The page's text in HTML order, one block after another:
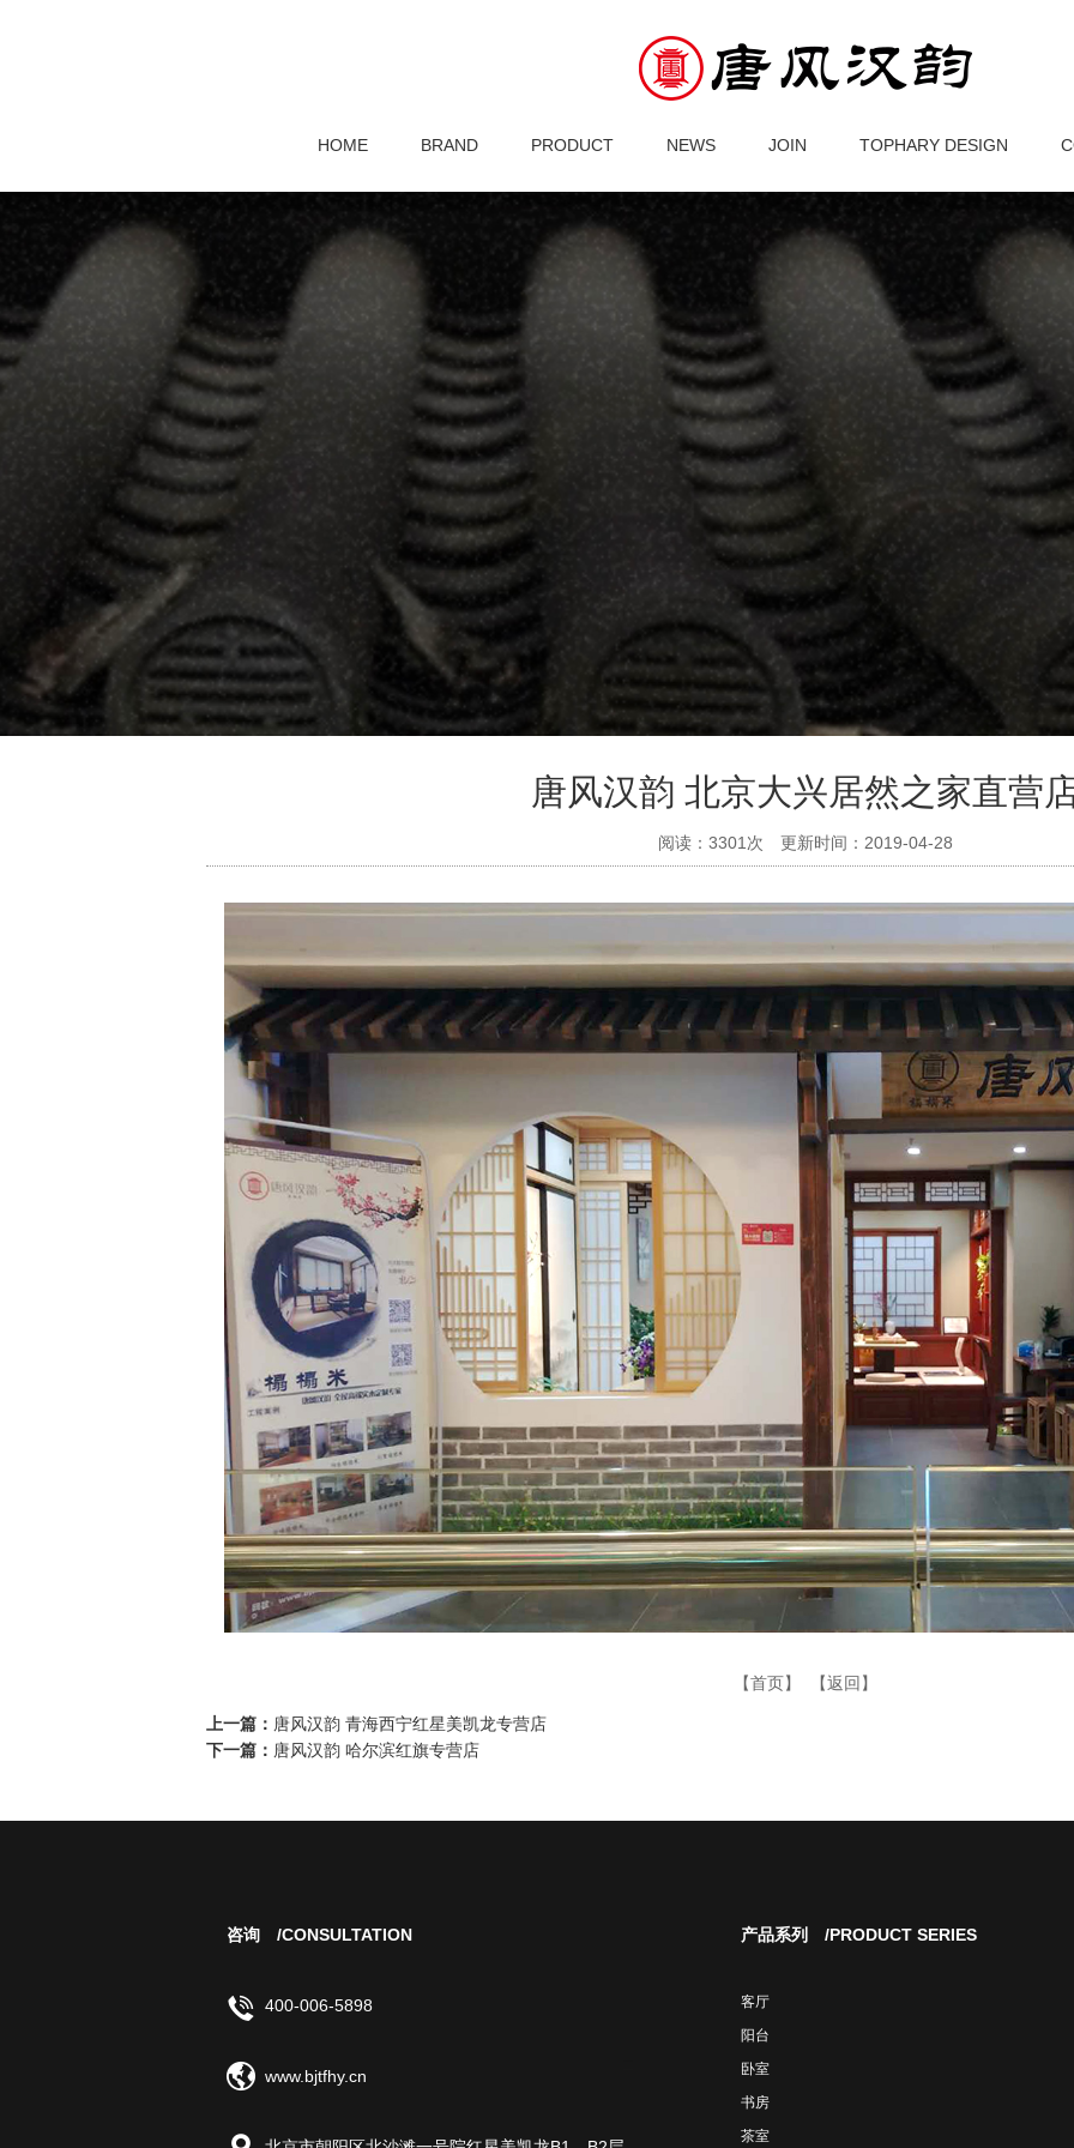
HOME BRAND PRODUCT NEWS JOIN TOPHARY DESIGN
JOIN TOPHARY
唐风汉韵 北京大兴居然之家直营
阅读：3301次 更新时间：2019-04-28
【首页】 【返回】
上一篇： 唐风汉韵 青海西宁红星美凯龙专营店
下一篇： 唐风汉韵 哈尔滨红旗专营店
咨询/CONSULTATION
400-006-5898
www.bjtfhy.cn
产品系列 /PRODUCT SERIES
客厅
阳台
卧室
书房
茶室